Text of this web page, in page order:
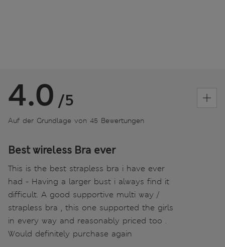
4.0 /5
Auf der Grundlage von 45 Bewertungen
Best wireless Bra ever
This is the best strapless bra i have ever
had - Having a larger bust i always find it
difficult. A good supportive multi way /
strapless bra , this one supported the girls
in every way and reasonably priced too .
Would definitely purchase again